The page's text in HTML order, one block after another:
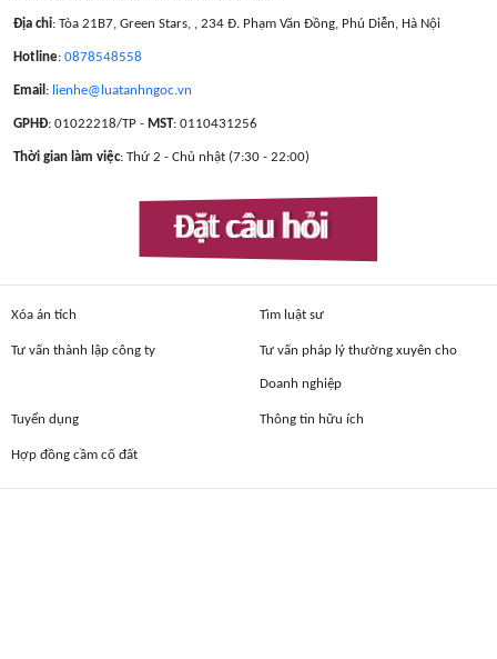
Địa chỉ: Tòa 21B7, Green Stars, , 234 Đ. Phạm Văn Đồng, Phú Diễn, Hà Nội
Hotline: 0878548558
Email : lienhe@luatanhngoc.vn
GPHĐ: 01022218/TP - MST: 0110431256
Thời gian làm việc: Thứ 2 - Chủ nhật (7:30 - 22:00)
Đặt câu hỏi
Xóa án tích Tìm luật sư
Tư vấn thành lập công ty Tư vấn pháp lý thường xuyên cho
Doanh nghiệp
Tuyển dụng Thông tin hữu ích
Hợp đồng cầm cố đất